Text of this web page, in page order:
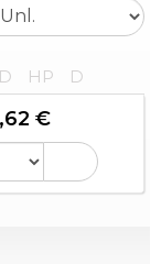
HP D
€